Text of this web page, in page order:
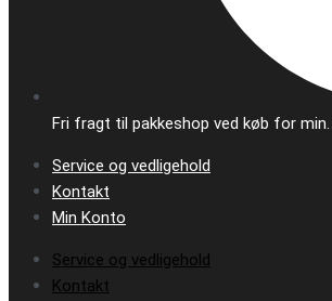
Fri fragt til pakkeshop ved køb for min.
Service og vedligehold
Kontakt
Min Konto
Service og vedligehold
Kontakt